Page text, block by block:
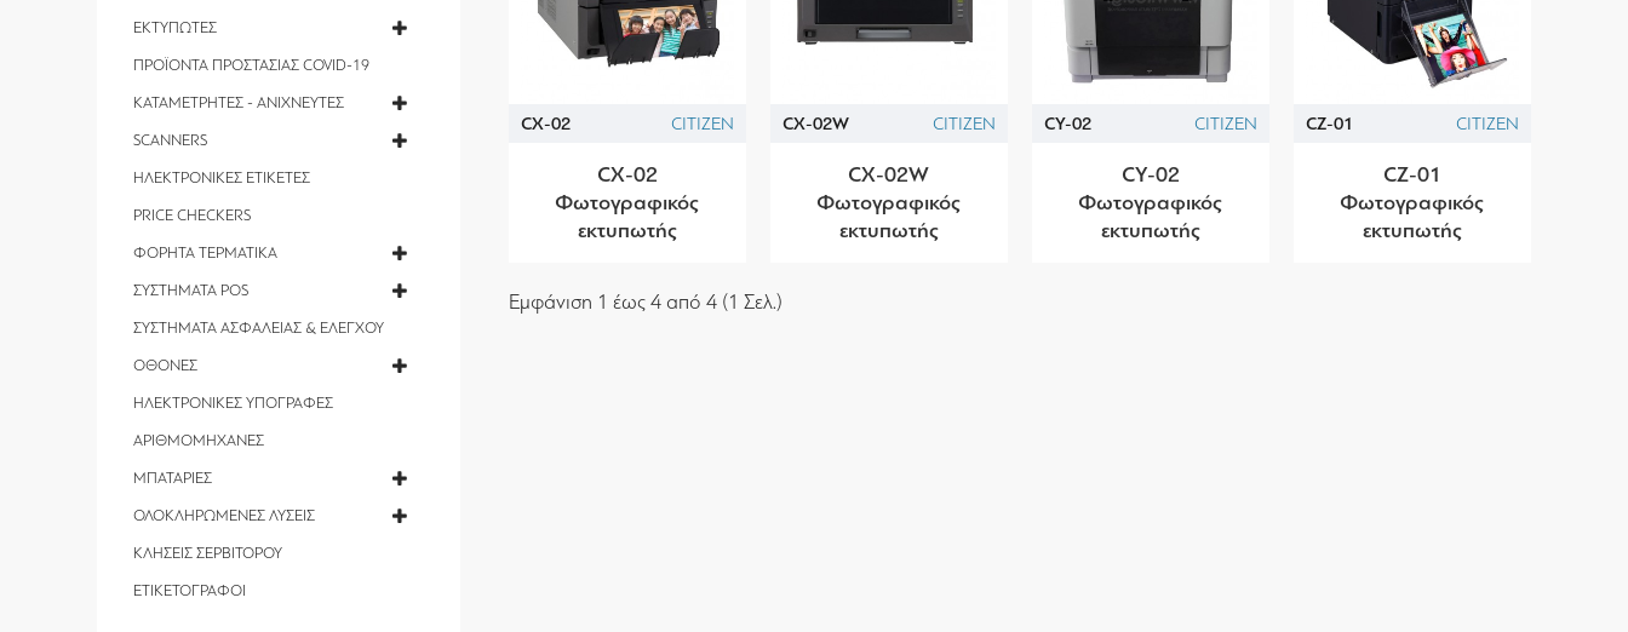
ΕΚΤΥΠΩΤΕΣ
ΠΡΟΪΟΝΤΑ ΠΡΟΣΤΑΣΙΑΣ COVID-19
ΚΑΤΑΜΕΤΡΗΤΕΣ - ΑΝΙΧΝΕΥΤΕΣ
SCANNERS
ΗΛΕΚΤΡΟΝΙΚΕΣ ΕΤΙΚΕΤΕΣ
PRICE CHECKERS
ΦΟΡΗΤΑ ΤΕΡΜΑΤΙΚΑ
ΣΥΣΤΗΜΑΤΑ POS
ΣΥΣΤΗΜΑΤΑ ΑΣΦΑΛΕΙΑΣ & ΕΛΕΓΧΟΥ
ΟΘΟΝΕΣ
ΗΛΕΚΤΡΟΝΙΚΕΣ ΥΠΟΓΡΑΦΕΣ
ΑΡΙΘΜΟΜΗΧΑΝΕΣ
ΜΠΑΤΑΡΙΕΣ
ΟΛΟΚΛΗΡΩΜΕΝΕΣ ΛΥΣΕΙΣ
ΚΛΗΣΕΙΣ ΣΕΡΒΙΤΟΡΟΥ
ΕΤΙΚΕΤΟΓΡΑΦΟΙ
CX-02 CITIZEN
CX-02
Φωτογραφικός
εκτυπωτής
CX-02W CITIZEN
CX-02W
Φωτογραφικός
εκτυπωτής
CY-02 CITIZEN
CY-02
Φωτογραφικός
εκτυπωτής
CZ-01 CITIZEN
CZ-01
Φωτογραφικός
εκτυπωτής
Εμφάνιση 1 έως 4 από 4 (1 Σελ.)